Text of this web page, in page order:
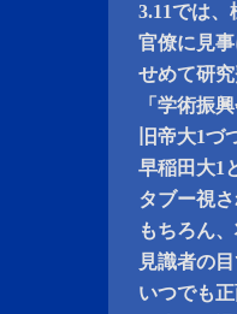
3.11では
官僚に見事
せめて研
「学術振
旧帝大1づ
早稲田大1
タブー視さ
もちろん
見識者の
いつでも